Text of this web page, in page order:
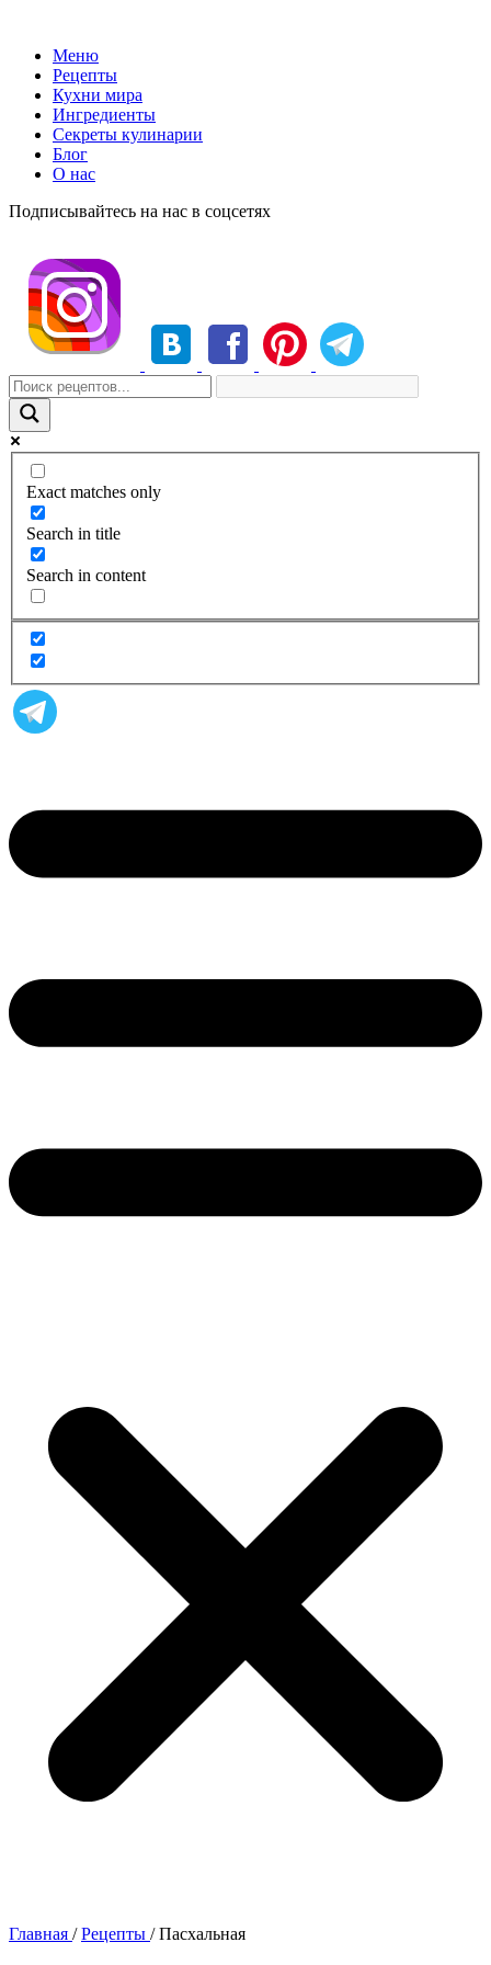
Меню
Рецепты
Кухни мира
Ингредиенты
Секреты кулинарии
Блог
О нас
Подписывайтесь на нас в соцсетях
Exact matches only
Search in title
Search in content
Главная /Рецепты /Пасхальная